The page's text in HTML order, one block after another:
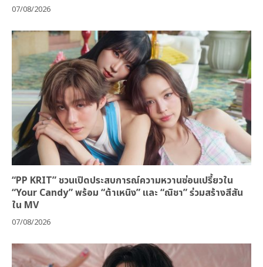
07/08/2026
“PP KRIT” ชวนเปิดประสบการณ์ความหวานซ่อนเปรี้ยวใน
“Your Candy” พร้อม “ต้าเหนิง” และ “ณิชา” ร่วมสร้างสีสัน
ใน MV
07/08/2026